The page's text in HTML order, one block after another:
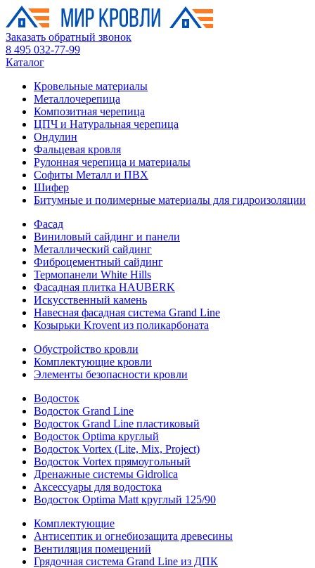
Заказать обратный звонок
8 495 032-77-99
Каталог
Кровельные материалы
Металлочерепица
Композитная черепица
ЦПЧ и Натуральная черепица
Ондулин
Фальцевая кровля
Рулонная черепица и материалы
Софиты Металл и ПВХ
Шифер
Битумные и полимерные материалы для гидроизоляции
Фасад
Виниловый сайдинг и панели
Металлический сайдинг
Фиброцементный сайдинг
Термопанели White Hills
Фасадная плитка HAUBERK
Искусственный камень
Навесная фасадная система Grand Line
Козырьки Krovent из поликарбоната
Обустройство кровли
Комплектующие кровли
Элементы безопасности кровли
Водосток
Водосток Grand Line
Водосток Grand Line пластиковый
Водосток Optima круглый
Водосток Vortex (Lite, Mix, Project)
Водосток Vortex прямоугольный
Дренажные системы Gidrolica
Аксессуары для водостока
Водосток Optima Matt круглый 125/90
Комплектующие
Антисептик и огнебиозащита древесины
Вентиляция помещений
Грядочная система Grand Line из ДПК